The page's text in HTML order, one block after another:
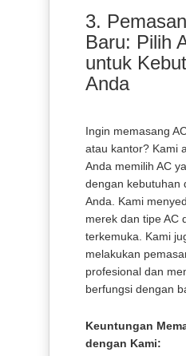
3.
Baru: Pilih
untuk
Anda
Ingin memasang
atau kantor? Kami
Anda memilih AC
dengan kebutuhan
Anda. Kami
merek dan tipe AC
terkemuka. Kami
melakukan
profesional dan
berfungsi dengan
Keuntungan
dengan Kami: